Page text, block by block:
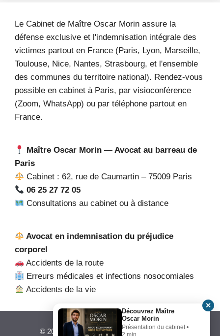
Le Cabinet de Maître Oscar Morin assure la
défense exclusive et l'indemnisation intégrale des
victimes partout en France (Paris, Lyon, Marseille,
Toulouse, Nice, Nantes, Strasbourg, et l'ensemble
des communes du territoire national). Rendez-vous
possible en cabinet à Paris, par visioconférence
(Zoom, WhatsApp) ou par téléphone partout en
France.
Maître Oscar Morin — Avocat au barreau de
Paris
Cabinet : 62, rue de Caumartin – 75009 Paris
06 25 27 72 05
Consultations au cabinet ou à distance
Avocat en indemnisation du préjudice
corporel
Accidents de la route
Erreurs médicales et infections nosocomiales
Accidents de la vie
© 2026 Maître Oscar Morin • Construit avec
Découvrez Maître
Oscar Morin
Présentation du cabinet •
2 min
✕